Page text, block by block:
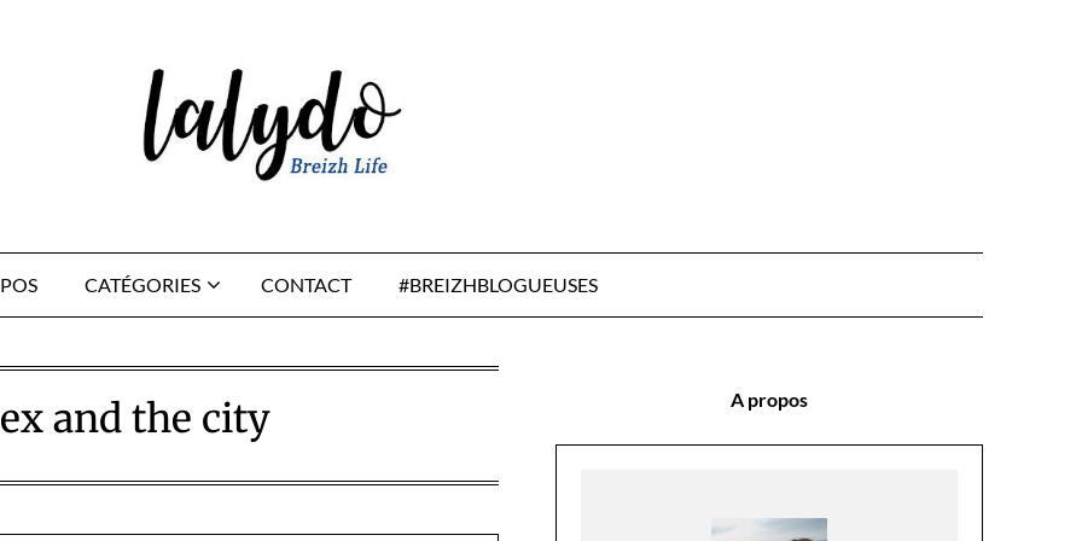
CATÉGORIES CONTACT #BREIZHBLOGUEUSES
and the city A propos